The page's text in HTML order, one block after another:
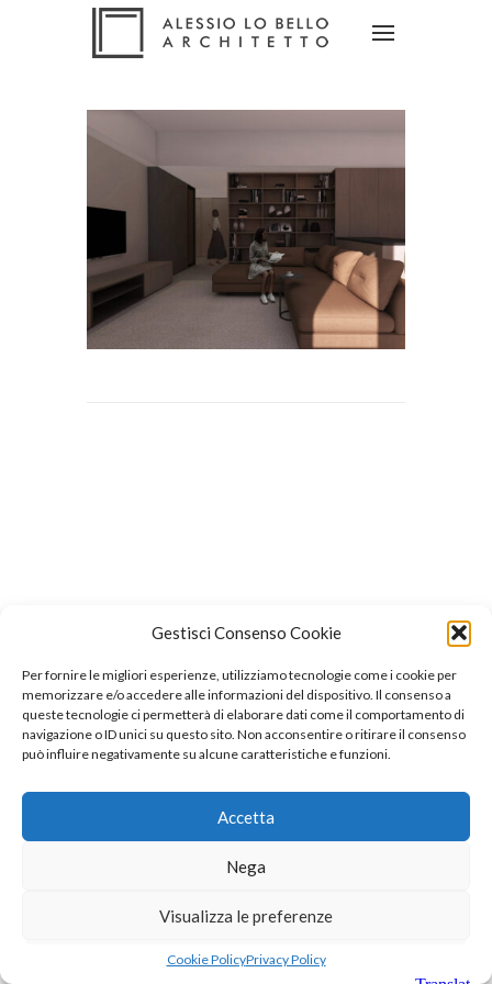
Gestisci Consenso Cookie
Per fornire le migliori esperienze, utilizziamo tecnologie come i cookie per
memorizzare e/o accedere alle informazioni del dispositivo. Il consenso a
queste tecnologie ci permetterà di elaborare dati come il comportamento di
navigazione o ID unici su questo sito. Non acconsentire o ritirare il consenso
può influire negativamente su alcune caratteristiche e funzioni.
Accetta
Nega
Visualizza le preferenze
Cookie PolicyPrivacy Policy